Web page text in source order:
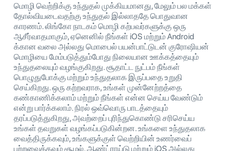
மொழி வெற்றிக்கு உந்துதல் முக்கியமானது, மேலும் பல மக்கள்
தோல்வியடைவதற்கு உந்துதல் இல்லாததே பொதுவான
காரணம். லிங்கோ நாடகம் மொழி கற்பவர்களுக்கு ஒரு
ஆசீர்வாதமாகும், ஏனெனில் நீங்கள் iOS மற்றும் Android
க்கான வலை அல்லது மொபைல் பயன்பாட்டுடன் குரோஷியன்
மொழியை மேம்படுத்தும்போது நிலையான ஊக்கத்தையும்
உந்துதலையும் வழங்குகிறது. சூதாட்ட நுட்பம் நீங்கள்
பொழுதுபோக்கு மற்றும் உந்துதலாக இருப்பதை உறுதி
செய்கிறது. ஒரு கற்றவராக, உங்கள் முன்னேற்றத்தை
கண்காணிக்கலாம் மற்றும் நீங்கள் என்ன செய்ய வேண்டும்
என்று பார்க்கலாம். நிரல் ஒவ்வொரு பாடத்தையும்
தரப்படுத்துகிறது, அவற்றைப் புரிந்துகொண்டு சரிசெய்ய
உங்கள் தவறுகள் வழங்கப்படுகின்றன. உங்களை உந்துதலாக
வைத்திருக்கவும், உங்களுக்குள் வெற்றியின் உணர்வைப்
பற்றவைக்கவும் சூழல். ஆண்ட்ராய்டு மற்றும் iOS அல்லது